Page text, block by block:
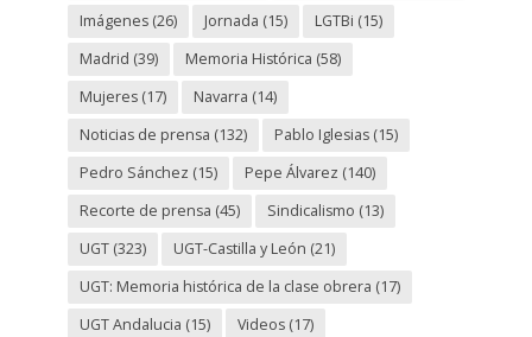
Imágenes(26) Jornada (15) LGTBi (15)
Madrid (39) Memoria Histórica (58)
Mujeres(17) Navarra (14)
Noticias de prensa (132) Pablo Iglesias(15)
Pedro Sánchez (15) Pepe Álvarez (140)
Recorte de prensa (45) Sindicalismo (13)
UGT(323) UGT-Castilla y León (21)
UGT: Memoria histórica de la clase obrera (17)
UGT Andalucia (15) Videos(17)